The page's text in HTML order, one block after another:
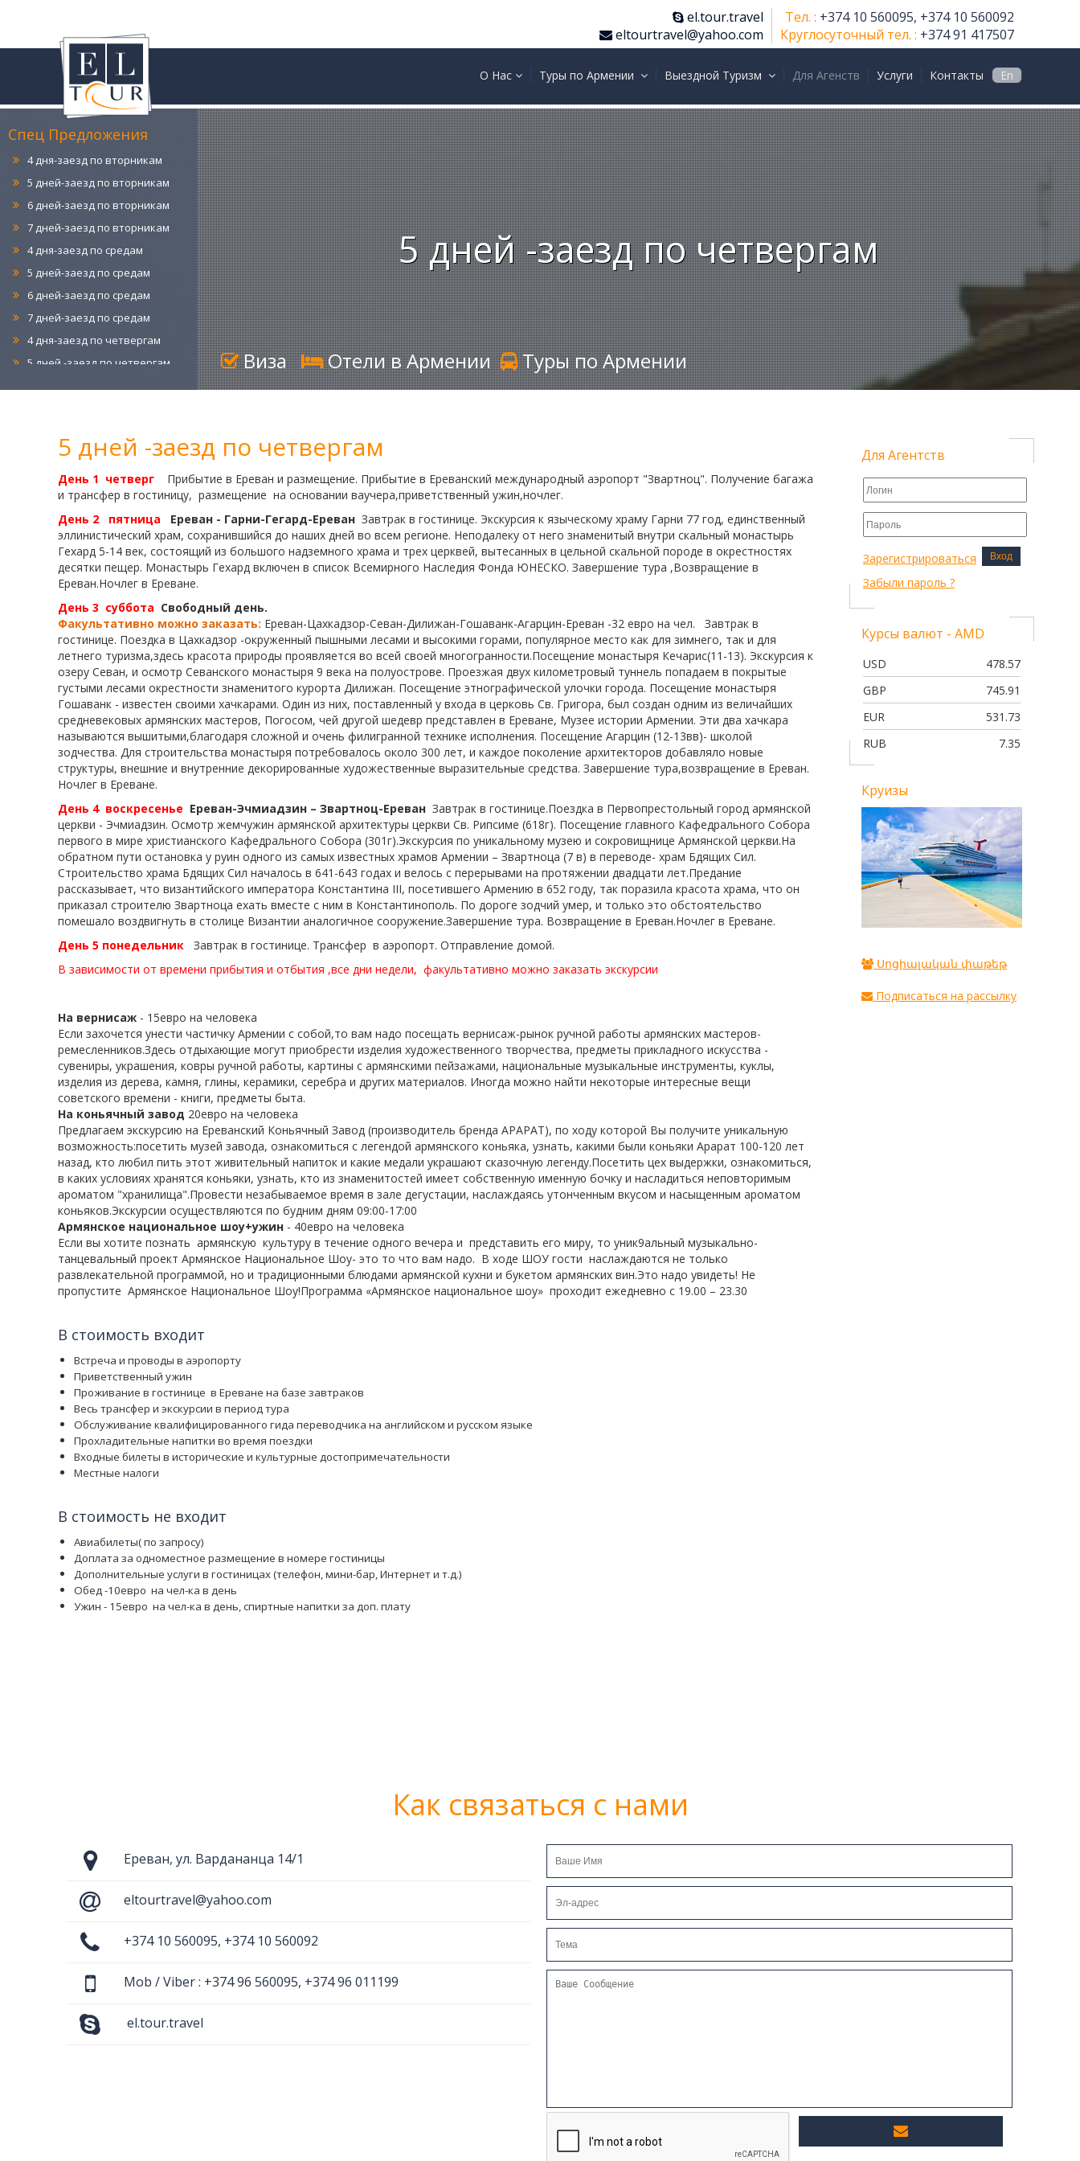
Тел. : +374 10 560095, +374 10 560092
Круглосуточный тел. : +374 91 417507
el.tour.travel
eltourtravel@yahoo.com
О Нас Туры по Армении Выездной Туризм Для Агенств Услуги Контакты En
Спец Предложения
4 дня-заезд по понедельникам
5 дней-заезд по понедельникам
6 дней-заезд по понедельникам
7 дней-заезд по понедельникам
4 дня-заезд по вторникам
5 дней-заезд по вторникам
6 дней-заезд по вторникам
7 дней-заезд по вторникам
4 дня-заезд по средам
5 дней-заезд по средам
6 дней-заезд по средам
7 дней-заезд по средам
4 дня-заезд по четвергам
5 дней -заезд по четвергам
7 дней-заезд по четвергам
5 дней-заезд по пятницам
6 дней-заезд по пятницам
7 дней-заезд по пятницам
4 дня-заезд по субботам
5 дней-заезд по субботам
6 дней-заезд по субботам
7 дней-заезд по субботам
4 дня-заезд по воскресениям
5 дней-заезд по воскресениям
6 дней-заезд по воскресениям
7 дней-заезд по воскресениям
Санаторий Джермук Ашхар 14
Санаторий Джермук Ашхар 8 дней
Винный Тур - 4 дня
Школьные каникулы в Армении -
5 дней
Школьные каникулы в Армении -
7 дней
5 дней -заезд по четвергам
Виза Отели в Армении Туры по Армении
5 дней -заезд по четвергам
День 1 четверг Прибытие в Ереван и размещение. Прибытие в Ереванский международный аэропорт "Звартноц". Получение багажа
и трансфер в гостиницу, размещение на основании ваучера,приветственный ужин,ночлег.
День 2
пятница Ереван - Гарни-Гегард-Ереван Завтрак в гостинице. Экскурсия к языческому храму Гарни 77 год, единственный
эллинистический храм, сохранившийся до наших дней во всем регионе. Неподалеку от него знаменитый внутри скальный монастырь
Гехард 5-14 век, состоящий из большого надземного храма и трех церквей, вытесанных в цельной скальной породе в окрестностях
десятки пещер. Mонастырь Гехард включен в список Всемирного Наследия Фонда ЮНЕСКО. Завершение тура ,Возвращение в
Ереван.Ночлег в Ереване.
День 3 суббота Свободный день.
Факультативно можно заказать: Ереван-Цахкадзор-Севан-Дилижан-Гошаванк-Агарцин-Ереван -32 евро на чел.
Завтрак в
гостинице. Поездка в Цахкадзор -окруженный пышными лесами и высокими горами, популярное место как для зимнего, так и для
летнего туризма,здесь красота природы проявляется во всей своей многогранности.Посещение монастыря Кечарис(11-13). Экскурсия к
озеру Севан, и осмотр Севанского монастыря 9 века на полуострове. Проезжая двух километровый туннель попадаем в покрытые
густыми лесами окрестности знаменитого курорта Дилижан. Посещение этнографической улочки города. Посещение монастыря
Гошаванк - известен своими хачкарами. Один из них, поставленный у входа в церковь Св. Григора, был создан одним из величайших
средневековых армянских мастеров, Погосом, чей другой шедевр представлен в Ереване, Музее истории Армении. Эти два хачкара
называются вышитыми,благодаря сложной и очень филигранной технике исполнения. Посещение Агарцин (12-13вв)- школой
зодчества. Для строительства монастыря потребовалось около 300 лет, и каждое поколение архитекторов добавляло новые
структуры, внешние и внутренние декорированные художественные выразительные средства. Завершение тура,возвращение в Ереван.
Ночлег в Ереване.
День 4 воскресенье Ереван-Эчмиадзин – Звартноц-Ереван Завтрак в гостинице.Поездка в Первопрестольный город армянской
церкви - Эчмиадзин. Осмотр жемчужин армянской архитектуры церкви Св. Рипсиме (618г). Посещение главного Кафедрального Собора
первого в мире христианского Кафедрального Собора (301г).Экскурсия по уникальному музею и сокровищнице Армянской церкви.На
обратном пути остановка у руин одного из самых известных храмов Армении – Звартноца (7 в) в переводе- храм Бдящих Сил.
Строительство храма Бдящих Сил началось в 641-643 годах и велось с перерывами на протяжении двадцати лет.Предание
рассказывает, что византийского императора Константина III, посетившего Армению в 652 году, так поразила красота храма, что он
приказал строителю Звартноца ехать вместе с ним в Константинополь. По дороге зодчий умер, и только это обстоятельство
помешало воздвигнуть в столице Византии аналогичное сооружение.Завершение тура. Возвращение в Ереван.Ночлег в Ереване.
День 5 понедельник Завтрак в гостинице. Трансфер в аэропорт. Отправление домой.
В зависимости от времени прибытия и отбытия ,все дни недели, факультативно можно заказать экскурсии
На вернисаж - 15евро на человека
Если захочется унести частичку Армении с собой,то вам надо посещать вернисаж-рынок ручной работы армянских мастеров-
ремесленников.Здесь отдыхающие могут приобрести изделия художественного творчества, предметы прикладного искусства -
сувениры, украшения, ковры ручной работы, картины с армянскими пейзажами, национальные музыкальные инструменты, куклы,
изделия из дерева, камня, глины, керамики, серебра и других материалов. Иногда можно найти некоторые интересные вещи
советского времени - книги, предметы быта.
На коньячный завод 20евро на человека
Предлагаем экскурсию на Ереванский Коньячный Завод (производитель бренда АРАРАТ), по ходу которой Вы получите уникальную
возможность:посетить музей завода, ознакомиться с легендой армянского коньяка, узнать, какими были коньяки Арарат 100-120 лет
назад, кто любил пить этот живительный напиток и какие медали украшают сказочную легенду.Посетить цех выдержки, ознакомиться,
в каких условиях хранятся коньяки, узнать, кто из знаменитостей имеет собственную именную бочку и насладиться неповторимым
ароматом "хранилища".Провести незабываемое время в зале дегустации, наслаждаясь утонченным вкусом и насыщенным ароматом
коньяков.Экскурсии осуществляются по будним дням 09:00-17:00
Армянское национальное шоу+ужин - 40евро на человека
Если вы хотите познать армянскую культуру в течение одного вечера и представить его миру, то уник9альный музыкально-
танцевальный проект Армянское Национальное Шоу- это то что вам надо. В ходе ШОУ гости наслаждаются не только
развлекательной программой, но и традиционными блюдами армянской кухни и букетом армянских вин.Это надо увидеть! Не
пропустите Армянское Национальное Шоу!Программа «Армянское национальное шоу» проходит ежедневно с 19.00 – 23.30
В стоимость входит
Встреча и проводы в аэропорту
Приветственный ужин
Проживание в гостинице в Ереване на базе завтраков
Весь трансфер и экскурсии в период тура
Обслуживание квалифицированного гида переводчика на английском и русском языке
Прохладительные напитки во время поездки
Входные билеты в исторические и культурные достопримечательности
Местные налоги
В стоимость не входит
Авиабилеты( по запросу)
Доплата за одноместное размещение в номере гостиницы
Дополнительные услуги в гостиницах (телефон, мини-бар, Интернет и т.д.)
Обед -10евро на чел-ка в день
Ужин - 15евро на чел-ка в день, спиртные напитки за доп. плату
Для Агентств
Вход
Зарегистрироваться
Забыли пароль ?
Курсы валют - AMD
USD
478.57
GBP
745.91
EUR
531.73
RUB
7.35
Круизы
Սոցիալական փաթեթ
Подписаться на рассылку
Как связаться с нами
Ереван, ул. Вардананца 14/1
eltourtravel@yahoo.com
+374 10 560095, +374 10 560092
Mob / Viber : +374 96 560095, +374 96 011199
el.tour.travel